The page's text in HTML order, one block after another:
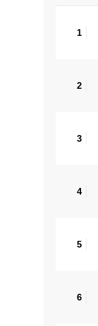
1
2
3
4
5
6